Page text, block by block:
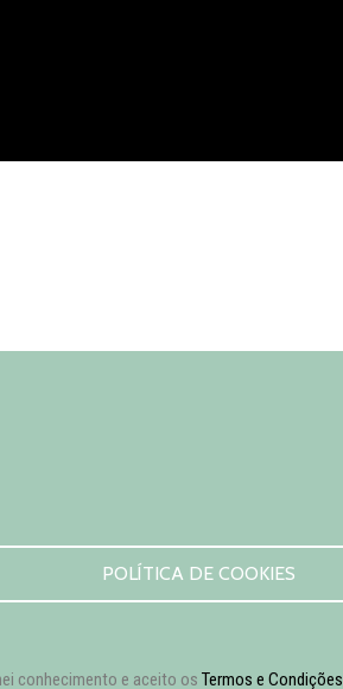
POLÍTICA DE COOKIES
conhecimento e aceito os Termos e Condições